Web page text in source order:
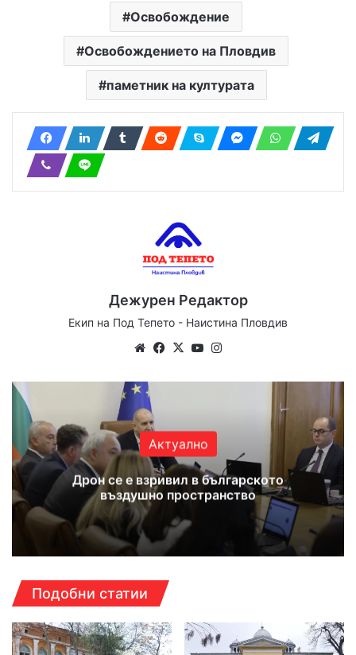
Освобождение
Освобождението на Пловдив
паметник на културата
Дежурен Редактор
Екип на Под Тепето - Наистина Пловдив
WebsiteFacebook
X YouTube
Актуално
Дрон се е взривил в българското
въздушно пространство
Подобни статии